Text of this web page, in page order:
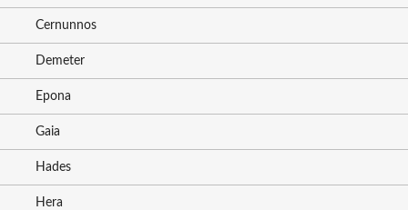
Cernunnos
Demeter
Epona
Gaia
Hades
Hera